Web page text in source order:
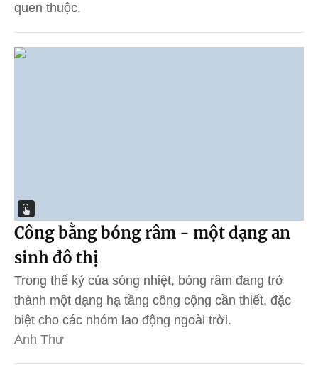
quen thuộc.
Công bằng bóng râm - một dạng an
sinh đô thị
Trong thế kỷ của sóng nhiệt, bóng râm đang trở
thành một dạng hạ tầng công cộng cần thiết, đặc
biệt cho các nhóm lao động ngoài trời.
Anh Thư